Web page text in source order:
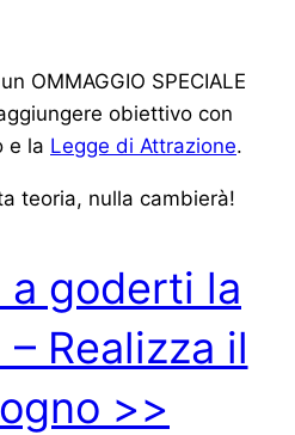
OMMAGGIO SPECIALE
obiettivo con
e la Legge di Attrazione.
teoria, nulla cambierà!
a goderti la
Realizza il
>>